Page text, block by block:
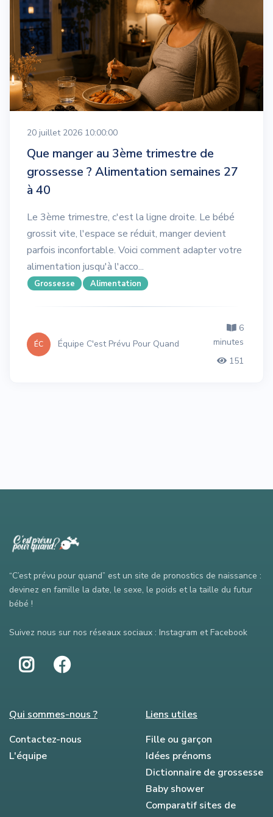
20 juillet 2026 10:00:00
Que manger au 3ème trimestre de
grossesse ? Alimentation semaines 27
à 40
Le 3ème trimestre, c'est la ligne droite. Le bébé
grossit vite, l'espace se réduit, manger devient
parfois inconfortable. Voici comment adapter votre
alimentation jusqu'à l'acco...
Grossesse Alimentation
ÉC Équipe C'est Prévu Pour Quand
6
minutes
151
“C’est prévu pour quand” est un site de pronostics de naissance :
devinez en famille la date, le sexe, le poids et la taille du futur
bébé !
Suivez nous sur nos réseaux sociaux : Instagram et Facebook
Qui sommes-nous ?
Contactez-nous
L'équipe
Liens utiles
Fille ou garçon
Idées prénoms
Dictionnaire de grossesse
Baby shower
Comparatif sites de